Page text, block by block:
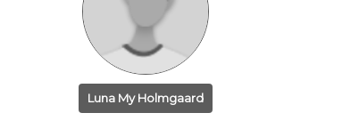
Luna My Holmgaard